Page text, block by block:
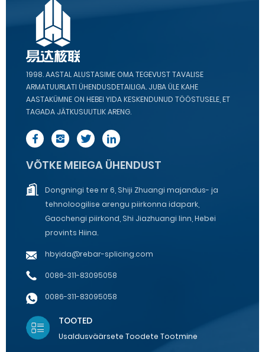
1998. AASTAL ALUSTASIME OMA TEGEVUST TAVALISE
ARMATUURLATI ÜHENDUSDETAILIGA. JUBA ÜLE KAHE
AASTAKÜMNE ON HEBEI YIDA KESKENDUNUD TÖÖSTUSELE, ET
TAGADA JÄTKUSUUTLIK ARENG.
VÕTKE MEIEGA ÜHENDUST
Dongningi tee nr 6, Shiji Zhuangi majandus- ja
tehnoloogilise arengu piirkonna idapark,
Gaochengi piirkond, Shi Jiazhuangi linn, Hebei
provints Hiina.
hbyida@rebar-splicing.com
0086-311-83095058
0086-311-83095058
TOOTED
Usaldusväärsete Toodete Tootmine